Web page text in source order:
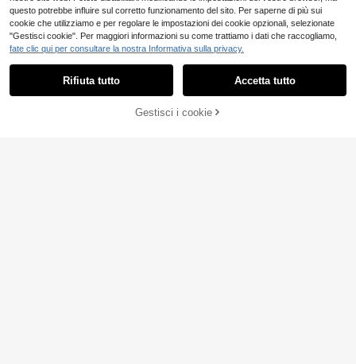
AGGIUNGI AL CARRELLO
questo potrebbe influire sul corretto funzionamento del sito. Per saperne di più sui
cookie che utilizziamo e per regolare le impostazioni dei cookie opzionali, selezionate
"Gestisci cookie". Per maggiori informazioni su come trattiamo i dati che raccogliamo,
fate clic qui per consultare la nostra Informativa sulla privacy.
Rifiuta tutto Accetta tutto
Gestisci i cookie